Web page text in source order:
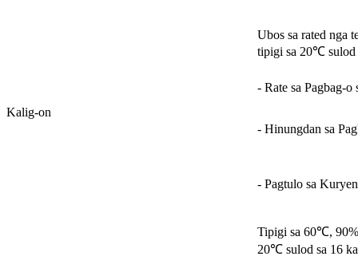
Kalig-on
Ubos sa rated nga
tipigi sa 20℃ sulod
- Rate sa Pagbag-o
- Hinungdan sa
- Pagtulo sa
Tipigi sa 60℃,
20℃ sulod sa 16